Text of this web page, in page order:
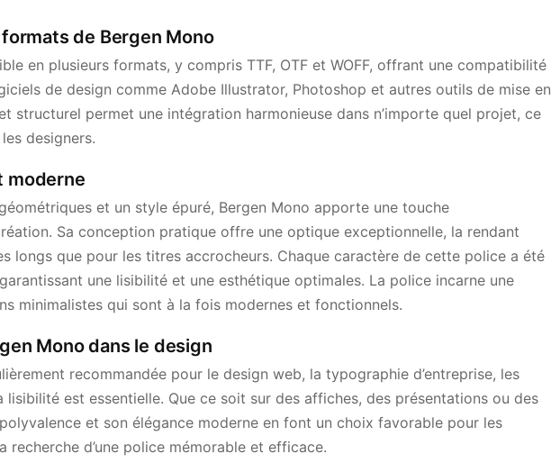
de Bergen Mono
en plusieurs formats, y compris TTF, OTF et WOFF, offrant une compatibilité
de design comme Adobe Illustrator, Photoshop et autres outils de mise en
structurel permet une intégration harmonieuse dans n’importe quel projet, ce
designers.
moderne
et un style épuré, Bergen Mono apporte une touche
Sa conception pratique offre une optique exceptionnelle, la rendant
longs que pour les titres accrocheurs. Chaque caractère de cette police a été
une lisibilité et une esthétique optimales. La police incarne une
minimalistes qui sont à la fois modernes et fonctionnels.
Mono dans le design
recommandée pour le design web, la typographie d’entreprise, les
est essentielle. Que ce soit sur des affiches, des présentations ou des
et son élégance moderne en font un choix favorable pour les
recherche d’une police mémorable et efficace.